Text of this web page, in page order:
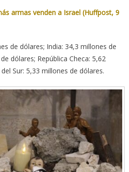
armas venden a Israel (Huffpost, 9
de dólares; India: 34,3 millones de
dólares; República Checa: 5,62
Sur: 5,33 millones de dólares.